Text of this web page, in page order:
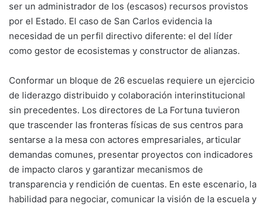
ser un administrador de los (escasos) recursos provistos
por el Estado. El caso de San Carlos evidencia la
necesidad de un perfil directivo diferente: el del líder
como gestor de ecosistemas y constructor de alianzas.
Conformar un bloque de 26 escuelas requiere un ejercicio
de liderazgo distribuido y colaboración interinstitucional
sin precedentes. Los directores de La Fortuna tuvieron
que trascender las fronteras físicas de sus centros para
sentarse a la mesa con actores empresariales, articular
demandas comunes, presentar proyectos con indicadores
de impacto claros y garantizar mecanismos de
transparencia y rendición de cuentas. En este escenario, la
habilidad para negociar, comunicar la visión de la escuela y